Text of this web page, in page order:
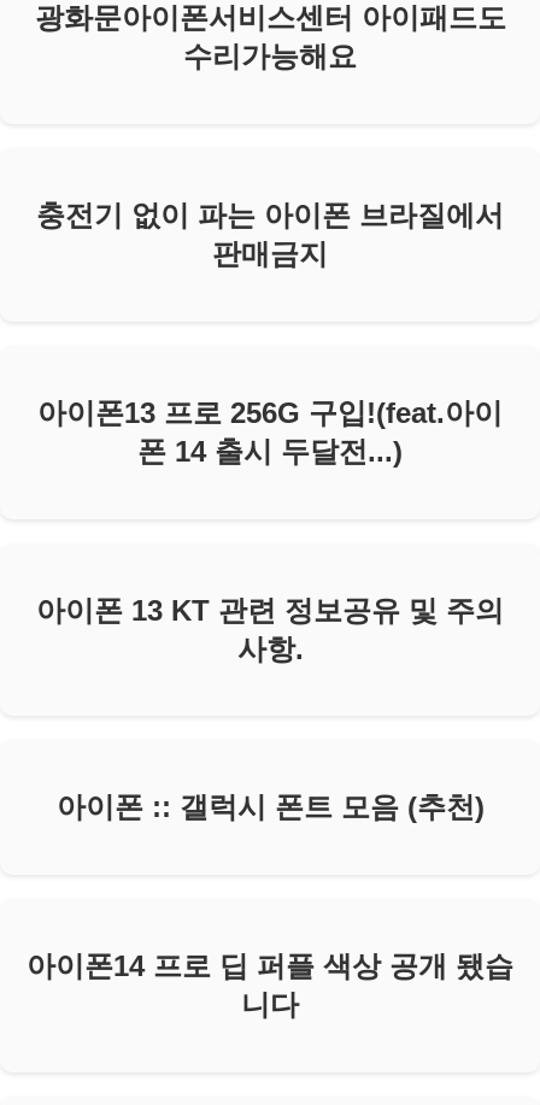
광화문아이폰서비스센터 아이패드도
수리가능해요
충전기 없이 파는 아이폰 브라질에서
판매금지
아이폰13 프로 256G 구입!(feat.아이
폰 14 출시 두달전...)
아이폰 13 KT 관련 정보공유 및 주의
사항.
아이폰 :: 갤럭시 폰트 모음 (추천)
아이폰14 프로 딥 퍼플 색상 공개 됐습
니다